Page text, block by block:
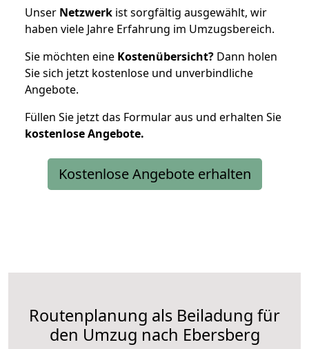
Unser Netzwerk ist sorgfältig ausgewählt, wir
haben viele Jahre Erfahrung im Umzugsbereich.
Sie möchten eine Kostenübersicht? Dann holen
Sie sich jetzt kostenlose und unverbindliche
Angebote.
Füllen Sie jetzt das Formular aus und erhalten Sie
kostenloseAngebote.
Kostenlose Angebote erhalten
Routenplanung als Beiladung für
den Umzug nach Ebersberg